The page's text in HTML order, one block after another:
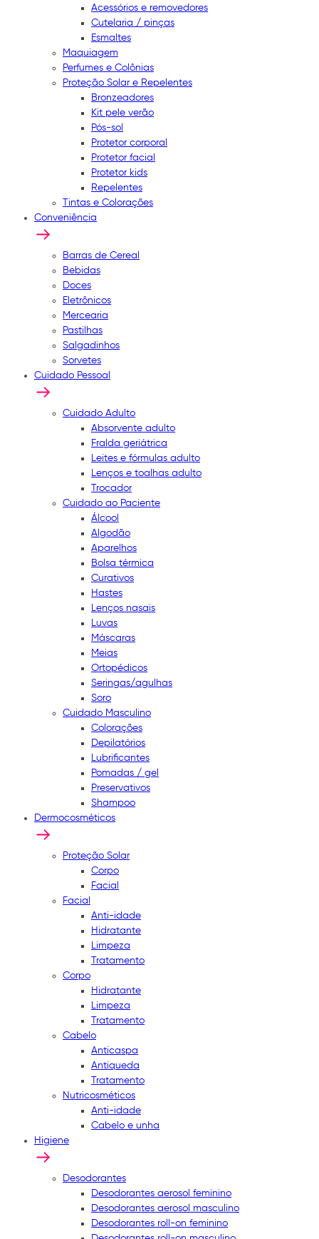
Acessórios e removedores
Cutelaria / pinças
Esmaltes
Maquiagem
Perfumes e Colônias
Proteção Solar e Repelentes
Bronzeadores
Kit pele verão
Pós-sol
Protetor corporal
Protetor facial
Protetor kids
Repelentes
Tintas e Colorações
Conveniência
Barras de Cereal
Bebidas
Doces
Eletrônicos
Mercearia
Pastilhas
Salgadinhos
Sorvetes
Cuidado Pessoal
Cuidado Adulto
Absorvente adulto
Fralda geriátrica
Leites e fórmulas adulto
Lenços e toalhas adulto
Trocador
Cuidado ao Paciente
Álcool
Algodão
Aparelhos
Bolsa térmica
Curativos
Hastes
Lenços nasais
Luvas
Máscaras
Meias
Ortopédicos
Seringas/agulhas
Soro
Cuidado Masculino
Colorações
Depilatórios
Lubrificantes
Pomadas / gel
Preservativos
Shampoo
Dermocosméticos
Proteção Solar
Corpo
Facial
Facial
Anti-idade
Hidratante
Limpeza
Tratamento
Corpo
Hidratante
Limpeza
Tratamento
Cabelo
Anticaspa
Antiqueda
Tratamento
Nutricosméticos
Anti-idade
Cabelo e unha
Higiene
Desodorantes
Desodorantes aerosol feminino
Desodorantes aerosol masculino
Desodorantes roll-on feminino